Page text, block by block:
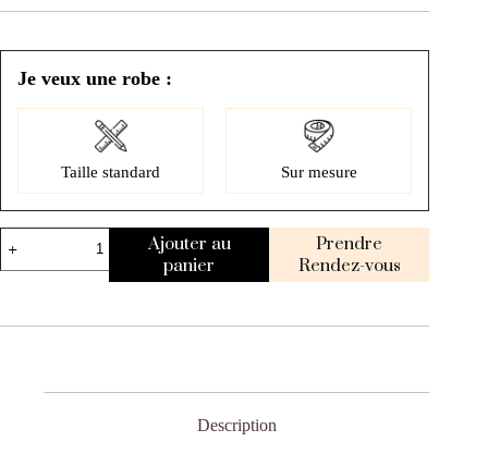
Je veux une robe :
Taille standard Sur mesure
Ajouter au
panier
Prendre
Rendez-vous
Description